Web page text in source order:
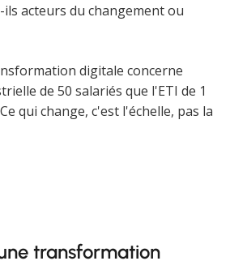
acteurs du changement ou
digitale concerne
de 50 salariés que l'ETI de 1
qui change, c'est l'échelle, pas la
transformation